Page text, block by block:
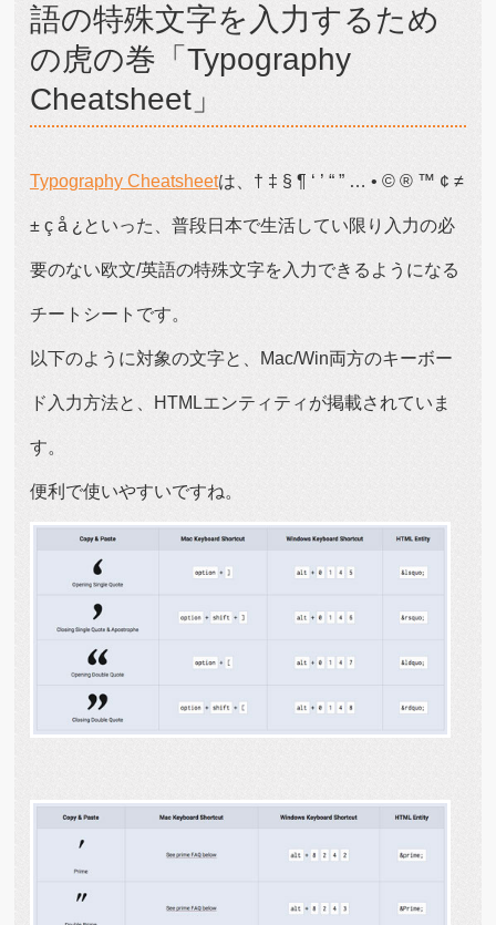
語の特殊文字を入力するため
の虎の巻「Typography
Cheatsheet」
Typography Cheatsheetは、† ‡ § ¶ ‘ ’ “ ” … • © ® ™ ¢ ≠
± ç å ¿といった、普段日本で生活してい限り入力の必
要のない欧文/英語の特殊文字を入力できるようになる
チートシートです。
以下のように対象の文字と、Mac/Win両方のキーボー
ド入力方法と、HTMLエンティティが掲載されていま
す。
便利で使いやすいですね。